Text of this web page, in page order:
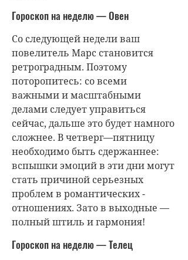
Гороскоп на неделю — Овен
Со следующей недели ваш
повелитель Марс становится
ретроградным. Поэтому
поторопитесь: со всеми
важными и масштабными
делами следует управиться
сейчас, дальше это будет намного
сложнее. В четверг—пятницу
необходимо быть сдержаннее:
вспышки эмоций в эти дни могут
стать причиной серьезных
проблем в романтических ­
отношениях. Зато в выходные —
полный штиль и гармония!
Гороскоп на неделю — Телец